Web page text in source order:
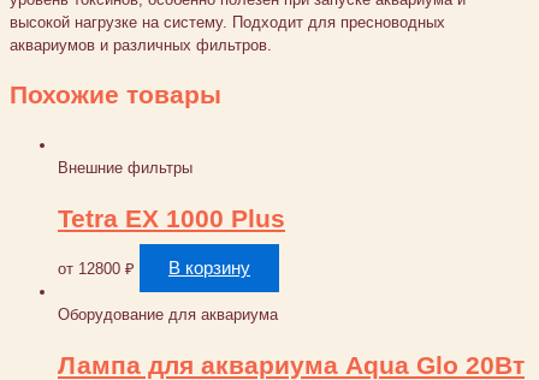
высокой нагрузке на систему. Подходит для пресноводных
аквариумов и различных фильтров.
Похожие товары
Внешние фильтры
Tetra EX 1000 Plus
от 12800 ₽ В корзину
Оборудование для аквариума
Лампа для аквариума Aqua Glo 20Вт